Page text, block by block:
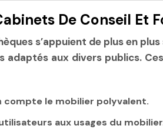
De Conseil Et
s’appuient de plus en
aux divers publics.
le mobilier polyvalent.
aux usages du